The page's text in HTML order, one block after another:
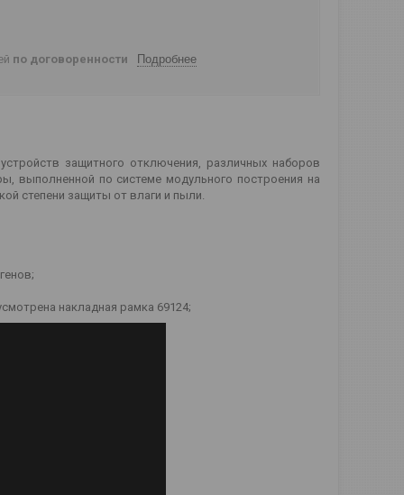
по договоренности Подробнее
защитного отключения, различных наборов
выполненной по системе модульного построения на
степени защиты от влаги и пыли.
накладная рамка 69124;